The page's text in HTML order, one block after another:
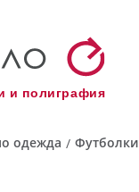
и полиграфия
одежда / Футболки